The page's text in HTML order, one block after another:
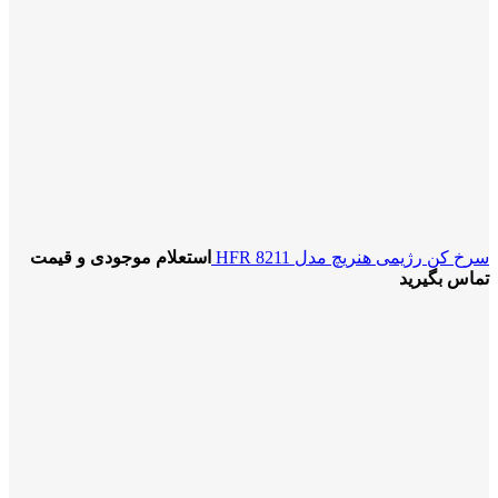
سرخ کن رژیمی هنریچ مدل HFR 8211
استعلام موجودی و قیمت
تماس بگیرید